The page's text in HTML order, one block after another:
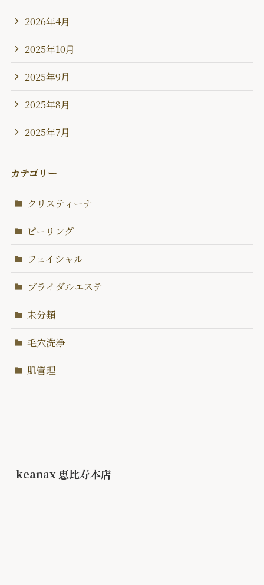
2026年4月
2025年10月
2025年9月
2025年8月
2025年7月
カテゴリー
クリスティーナ
ピーリング
フェイシャル
ブライダルエステ
未分類
毛穴洗浄
肌管理
keanax 恵比寿本店